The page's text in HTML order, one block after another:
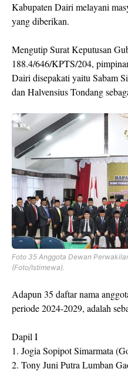
Kabupaten Dairi melayani
yang diberikan.
Mengutip Surat Keputusan
188.4/646/KPTS/204,
Dairi disepakati yaitu Sabam
dan Halvensius Tondang
Foto 35 Anggota Dewan
(Foto/Istimewa).
Adapun 35 daftar nama
periode 2024-2029, adalah
Dapil I
1. Jogia Sopipot Simarmata
2. Tony Juni Putra Lumban